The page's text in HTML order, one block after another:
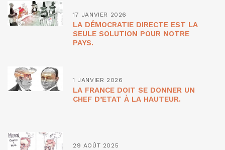
17 JANVIER 2026
LA DÉMOCRATIE DIRECTE EST LA
SEULE SOLUTION POUR NOTRE
PAYS.
1 JANVIER 2026
LA FRANCE DOIT SE DONNER UN
CHEF D’ETAT À LA HAUTEUR.
29 AOÛT 2025